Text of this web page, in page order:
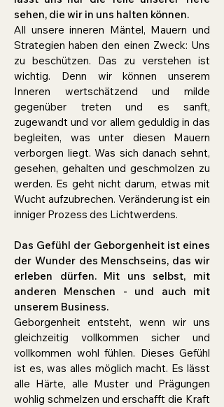
sehen, die wir in uns halten können.
All unsere inneren Mäntel, Mauern und
Strategien haben den einen Zweck: Uns
zu beschützen. Das zu verstehen ist
wichtig. Denn wir können unserem
Inneren wertschätzend und milde
gegenüber treten und es sanft,
zugewandt und vor allem geduldig in das
begleiten, was unter diesen Mauern
verborgen liegt. Was sich danach sehnt,
gesehen, gehalten und geschmolzen zu
werden. Es geht nicht darum, etwas mit
Wucht aufzubrechen. Veränderung ist ein
inniger Prozess des Lichtwerdens.
Das Gefühl der Geborgenheit ist eines
der Wunder des Menschseins, das wir
erleben dürfen. Mit uns selbst, mit
anderen Menschen - und auch mit
unserem Business.
Geborgenheit entsteht, wenn wir uns
gleichzeitig vollkommen sicher und
vollkommen wohl fühlen. Dieses Gefühl
ist es, was alles möglich macht. Es lässt
alle Härte, alle Muster und Prägungen
wohlig schmelzen und erschafft die Kraft